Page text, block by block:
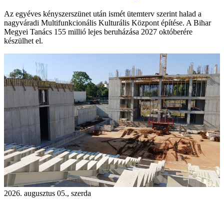
Az egyéves kényszerszünet után ismét ütemterv szerint halad a
nagyváradi Multifunkcionális Kulturális Központ építése. A Bihar
Megyei Tanács 155 millió lejes beruházása 2027 októberére
készülhet el.
2026. augusztus 05., szerda